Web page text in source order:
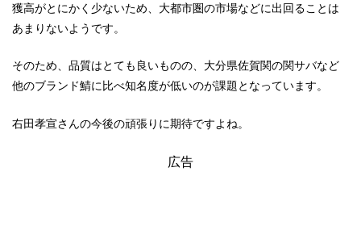
獲高がとにかく少ないため、大都市圏の市場などに出回ることは
あまりないようです。
そのため、品質はとても良いものの、大分県佐賀関の関サバなど
他のブランド鯖に比べ知名度が低いのが課題となっています。
右田孝宣さんの今後の頑張りに期待ですよね。
広告